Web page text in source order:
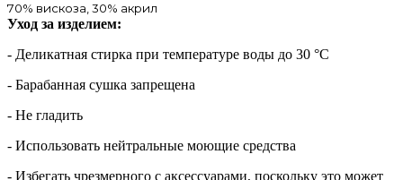
70% вискоза, 30% акрил
Уход за изделием:
- Деликатная стирка при температуре воды до 30 °C
- Барабанная сушка запрещена
- Не гладить
- Использовать нейтральные моющие средства
- Избегать чрезмерного c аксессуарами, поскольку это может